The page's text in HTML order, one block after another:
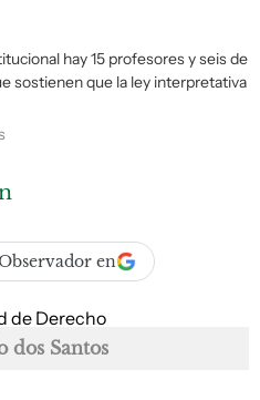
hay 15 profesores y seis de
sostienen que la ley interpretativa
en
dos Santos